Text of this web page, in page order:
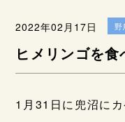
2022年02月17日 野
ヒメリンゴを食
1月31日に兜沼にカ